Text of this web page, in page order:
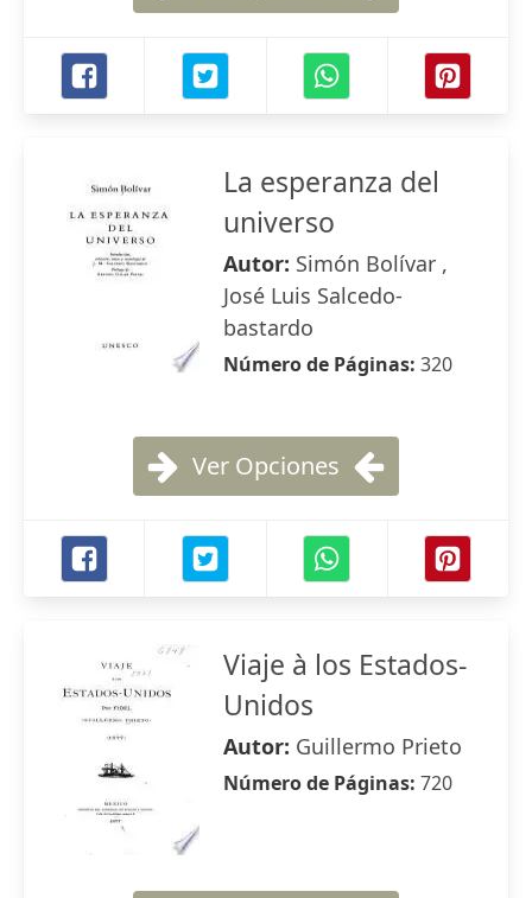
La esperanza del
universo
Autor: Simón Bolívar ,
José Luis Salcedo-
bastardo
Número de Páginas: 320
Ver Opciones
Viaje à los Estados-
Unidos
Autor: Guillermo Prieto
Número de Páginas: 720